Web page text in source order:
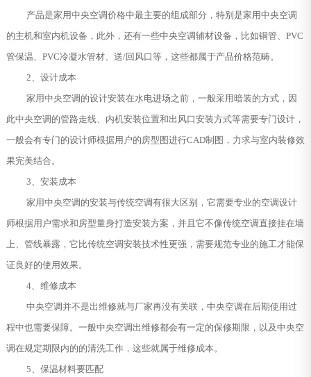
产品是家用中央空调价格中最主要的组成部分，特别是家用中央空调
的主机和室内机设备，此外，还有一些中央空调辅材设备，比如铜管、PVC
管保温、PVC冷凝水管材、送/回风口等，这些都属于产品价格范畴。
2、设计成本
家用中央空调的设计安装在水电进场之前，一般采用暗装的方式，因
此中央空调的管路走线、内机安装位置和出风口安装方式等需要专门设计，
一般会有专门的设计师根据用户的房型图进行CAD制图，力求与室内装修效
果完美结合。
3、安装成本
家用中央空调的安装与传统空调有很大区别，它需要专业的空调设计
师根据用户需求和房型量身打造安装方案，并且它不像传统空调直接挂在墙
上、管线暴露，它比传统空调安装技术性更强，需要规范专业的施工才能保
证良好的使用效果。
4、维修成本
中央空调并不是出维修就与厂家再没有关联，中央空调在后期使用过
程中也需要保障。一般中央空调出维修都会有一定的保修期限，以及中央空
调在规定期限内的的清洗工作，这些就属于维修成本。
5、保温材料要匹配